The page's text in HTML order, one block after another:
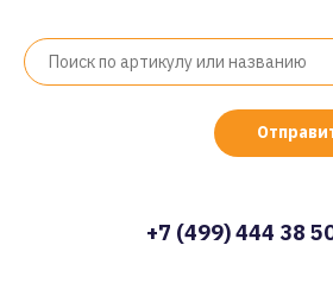
+7 (499) 444 38